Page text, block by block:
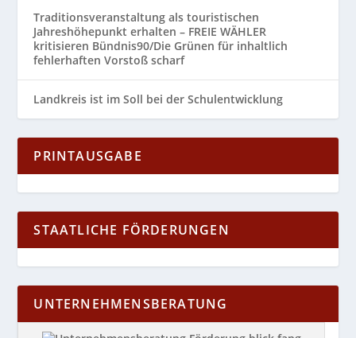
Traditionsveranstaltung als touristischen
Jahreshöhepunkt erhalten – FREIE WÄHLER
kritisieren Bündnis90/Die Grünen für inhaltlich
fehlerhaften Vorstoß scharf
Landkreis ist im Soll bei der Schulentwicklung
PRINTAUSGABE
STAATLICHE FÖRDERUNGEN
UNTERNEHMENSBERATUNG